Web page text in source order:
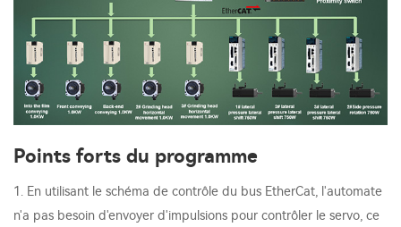
Points forts du programme
1. En utilisant le schéma de contrôle du bus EtherCat, l'automate
n'a pas besoin d'envoyer d'impulsions pour contrôler le servo, ce